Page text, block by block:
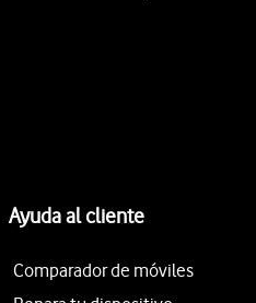
Ayuda al cliente
Comparador de móviles